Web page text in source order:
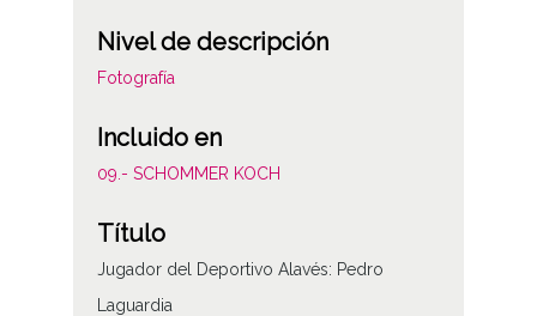
Nivel de descripción
Fotografía
Incluido en
09.- SCHOMMER KOCH
Título
Jugador del Deportivo Alavés: Pedro
Laguardia